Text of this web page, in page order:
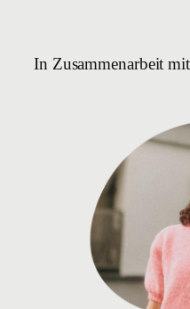
In Zusammenarbeit mit